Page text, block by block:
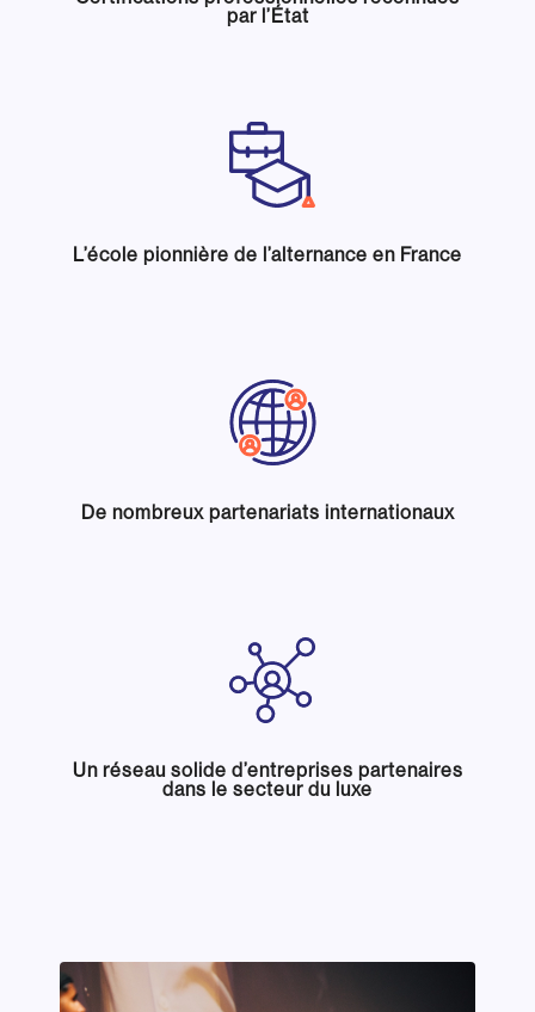
par l’État
L’école pionnière de l’alternance en France
De nombreux partenariats internationaux
Un réseau solide d’entreprises partenaires
dans le secteur du luxe